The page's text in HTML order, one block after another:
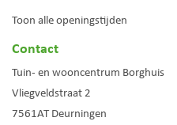
Toon alle openingstijden
Contact
Tuin- en wooncentrum Borghuis
Vliegveldstraat 2
7561AT Deurningen